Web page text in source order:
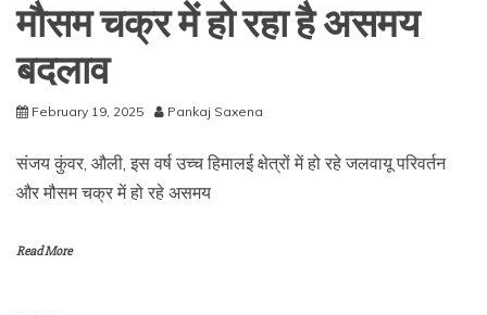
मौसम चक्र में हो रहा है असमय
बदलाव
February 19, 2025 Pankaj Saxena
संजय कुंवर, औली, इस वर्ष उच्च हिमालई क्षेत्रों में हो रहे जलवायू परिवर्तन
और मौसम चक्र में हो रहे असमय
Read More